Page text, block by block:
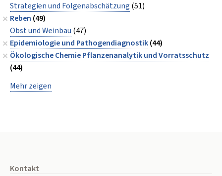
Strategien und Folgenabschätzung (51)
Reben (49)
Obst und Weinbau (47)
Epidemiologie und Pathogendiagnostik(44)
Ökologische Chemie Pflanzenanalytik und Vorratsschutz
(44)
Mehr zeigen
Kontakt